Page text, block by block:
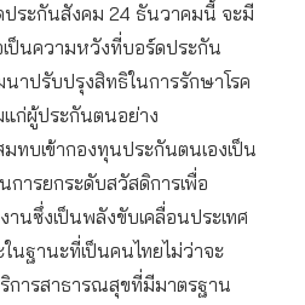
ประกันสังคม 24 ธันวาคมนี้ จะมี
ป็นความหวังที่บอร์ดประกัน
าปรับปรุงสิทธิในการรักษาโรค
แก่ผู้ประกันตนอย่าง
ทบเข้ากองทุนประกันตนเองเป็น
การยกระดับสวัสดิการเพื่อ
ซึ่งเป็นพลังขับเคลื่อนประเทศ
นฐานะที่เป็นคนไทยไม่ว่าจะ
การสาธารณสุขที่มีมาตรฐาน